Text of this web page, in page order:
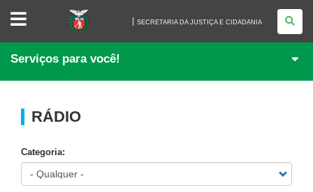
SECRETARIA
JUSTIÇA
E
CIDADANIA
SECRETARIA DA JUSTIÇA E CIDADANIA
Serviços para você!
RÁDIO
Categoria: